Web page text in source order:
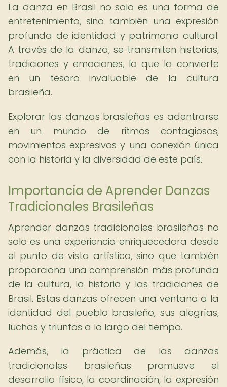
La danza en Brasil no solo es una forma de
entretenimiento, sino también una expresión
profunda de identidad y patrimonio cultural.
A través de la danza, se transmiten historias,
tradiciones y emociones, lo que la convierte
en un tesoro invaluable de la cultura
brasileña.
Explorar las danzas brasileñas es adentrarse
en un mundo de ritmos contagiosos,
movimientos expresivos y una conexión única
con la historia y la diversidad de este país.
Importancia de Aprender Danzas
Tradicionales Brasileñas
Aprender danzas tradicionales brasileñas no
solo es una experiencia enriquecedora desde
el punto de vista artístico, sino que también
proporciona una comprensión más profunda
de la cultura, la historia y las tradiciones de
Brasil. Estas danzas ofrecen una ventana a la
identidad del pueblo brasileño, sus alegrías,
luchas y triunfos a lo largo del tiempo.
Además, la práctica de las danzas
tradicionales brasileñas promueve el
desarrollo físico, la coordinación, la expresión